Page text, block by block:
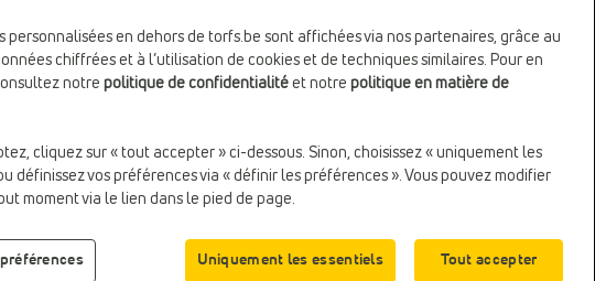
Taille
Cette taille
Stock du
personnalisées en dehors de torfs.be sont affichées via nos partenaires, grâce au
chiffrées et à l’utilisation de cookies et de techniques similaires. Pour en
notre politique de confidentialité et notre politique en matière de
cliquez sur « tout accepter » ci-dessous. Sinon, choisissez « uniquement les
définissez vos préférences via « définir les préférences ». Vous pouvez modifier
moment via le lien dans le pied de page.
Uniquement les essentiels Tout accepter